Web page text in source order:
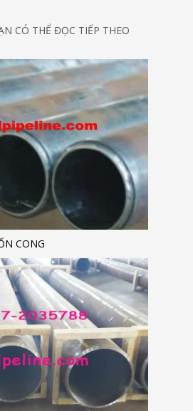
CÓ THỂ ĐỌC TIẾP THEO
CONG